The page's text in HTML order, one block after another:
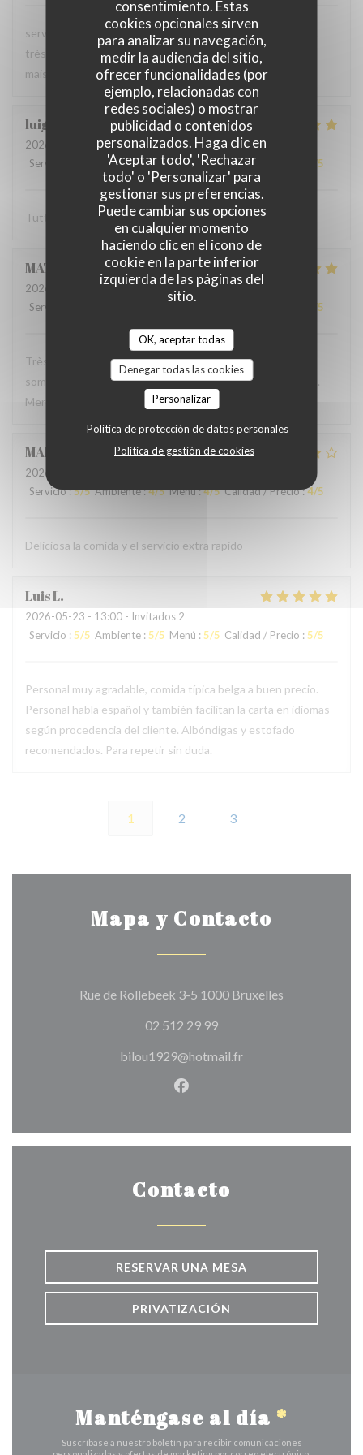
consentimiento. Estas
cookies opcionales sirven
para analizar su navegación,
medir la audiencia del sitio,
ofrecer funcionalidades (por
ejemplo, relacionadas con
redes sociales) o mostrar
publicidad o contenidos
personalizados. Haga clic en
'Aceptar todo', 'Rechazar
todo' o 'Personalizar' para
gestionar sus preferencias.
Puede cambiar sus opciones
en cualquier momento
haciendo clic en el icono de
cookie en la parte inferior
izquierda de las páginas del
sitio.
OK, aceptar todas
Denegar todas las cookies
Personalizar
Política de protección de datos personales
Política de gestión de cookies
serveur très agréable, les plats sont bien servis et surtout
très bons. Mention spéciale pour la mousse au chocolat
maison !
luigi
2026-06-07
- 14:30 - Invitados 2
Servicio
Ambiente: 5/5 Menú 5/5 Calidad / Precio /5
Tutto molto buono. Carbonade buonissima
MATHIEU
2026-06-07
- 19:00 - Invitados 2
Servicio
/5
Très bonne soirée dans cet établissement où nous nous
sommes régalés avec des plats authentiques de Bruxelles.
Merci à l'accueil ainsi qu'au service sans fausse note
MARCELA
2026-05-24
Servicio:5/5 Ambiente:4/5 Menú:4/5 Calidad / Precio:4/5
Deliciosa la comida y el servicio extra rapido
LuisL
2026-05-23 - 13:00 - Invitados 2
Servicio : 5/5 Ambiente : 5/5 Menú : 5/5 Calidad / Precio : 5/5
Personal muy agradable, comida típica belga a buen precio.
Personal habla español y también facilitan la carta en idiomas
según procedencia del cliente. Albóndigas y estofado
recomendados. Para repetir sin duda.
1 2 3
Mapa y Contacto
Rue de Rollebeek 3-5 1000 Bruxelles
02 512 29 99
bilou1929@hotmail.fr
Facebook ((abre en una
Contacto
RESERVAR UNA MESA
PRIVATIZACIÓN
Manténgase al día *
Suscríbase a nuestro boletín para recibir comunicaciones